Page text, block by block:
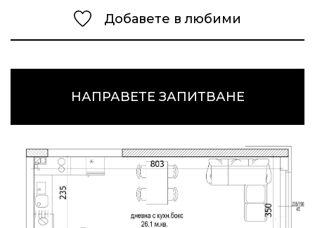
Добавете в любими
НАПРАВЕТЕ ЗАПИТВАНЕ